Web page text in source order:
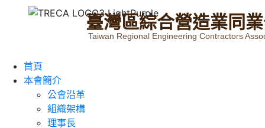
臺灣區綜合營造業同業
Taiwan Regional Engineering Contractors
首頁
本會簡介
公會沿革
組織架構
理事長